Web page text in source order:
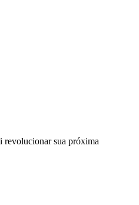
revolucionar sua próxima